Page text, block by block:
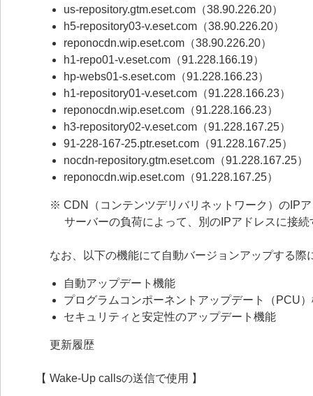
us-repository.gtm.eset.com（38.90.226.20）
h5-repository03-v.eset.com（38.90.226.20）
reponocdn.wip.eset.com（38.90.226.20）
h1-repo01-v.eset.com（91.228.166.19）
hp-webs01-s.eset.com（91.228.166.23）
h1-repository01-v.eset.com（91.228.166.23）
reponocdn.wip.eset.com（91.228.166.23）
h3-repository02-v.eset.com（91.228.167.25）
91-228-167-25.ptr.eset.com（91.228.167.25）
nocdn-repository.gtm.eset.com（91.228.167.25）
reponocdn.wip.eset.com（91.228.167.25）
※ CDN（コンテンツデリバリネットワーク）のIP
サーバーの負荷によって、別のIPアドレスに接
なお、以下の機能にて自動バージョンアップする際
自動アップデート機能
プログラムコンポーネントアップデート（PCU
セキュリティと安定性のアップデート機能
更新履歴
【 Wake-Up callsの送信で使用 】